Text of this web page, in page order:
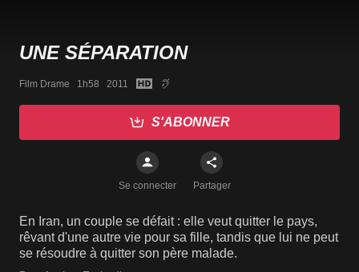
UNE SÉPARATION
Film Drame   1h58   2011
S'ABONNER
Se connecter Partager
En Iran, un couple se défait : elle veut quitter le pays,
rêvant d'une autre vie pour sa fille, tandis que lui ne peut
se résoudre à quitter son père malade.